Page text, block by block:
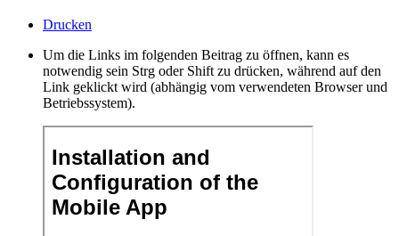
Drucken
Um die Links im folgenden Beitrag zu öffnen, kann es
notwendig sein Strg oder Shift zu drücken, während auf den
Link geklickt wird (abhängig vom verwendeten Browser und
Betriebssystem).